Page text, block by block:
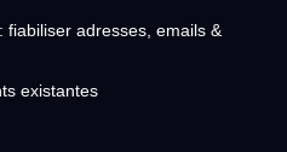
fiabiliser adresses, emails &
existantes